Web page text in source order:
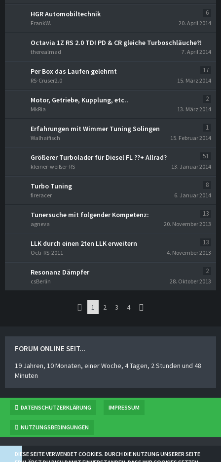
HGR Automobiltechnik 6
FrankW. 20. April 2014
Octavia 1Z RS 2.0 TDI PD & CR gleiche Turboschläuche?!
therealmad 7. April 2014
Per Box das Laufen gelehrnt 17
RS-Cruser2.0 15. März 2014
Motor, Getriebe, Kupplung, etc.. 2
MkRia 13. März 2014
Erfahrungen mit Wimmer Tuning Solingen 1
Walhaifisch 15. Februar 2014
Größerer Turbolader für Diesel FL ??+ Allrad? 51
kleiner-weißer-RS 13. Januar 2014
Turbo Tuning 8
fireracer 6. Januar 2014
Tunersuche mit folgender Kompetenz: 13
agneva 20. November 2013
LLK durch einen 2ten LLK erweitern 13
Octi-RS-2011 4. November 2013
Resonanz Dämpfer 2
csBerlin 28. Oktober 2013
1 2 3 4
FORUM ONLINE SEIT...
19 Jahren, 10 Monaten, einer Woche, 4 Tagen, 2 Stunden und 48
Minuten
DATENSCHUTZERKLÄRUNG IMPRESSUM
NUTZUNGSBEDINGUNGEN
BBCODESAMMLUNGVONNORSE
DIESE SEITE VERWENDET COOKIES. DURCH DIE NUTZUNG UNSERER SEITE